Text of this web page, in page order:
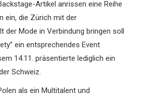
Artikel anrissen eine Reihe
ein, die Zürich mit der
der Mode in Verbindung bringen soll
ein entsprechendes Event
14.11. präsentierte lediglich ein
Schweiz.
als ein Multitalent und